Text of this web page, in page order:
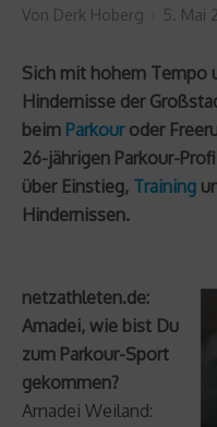
Von Derk Hoberg 5. Mai
Sich mit hohem Tempo
Hindernisse der
beim Parkouroder
26-jährigen Parkour-
über Einstieg, Training
Hindernissen.
netzathleten.de:
Amadei, wie bist Du
zum Parkour-Sport
gekommen?
Amadei Weiland: